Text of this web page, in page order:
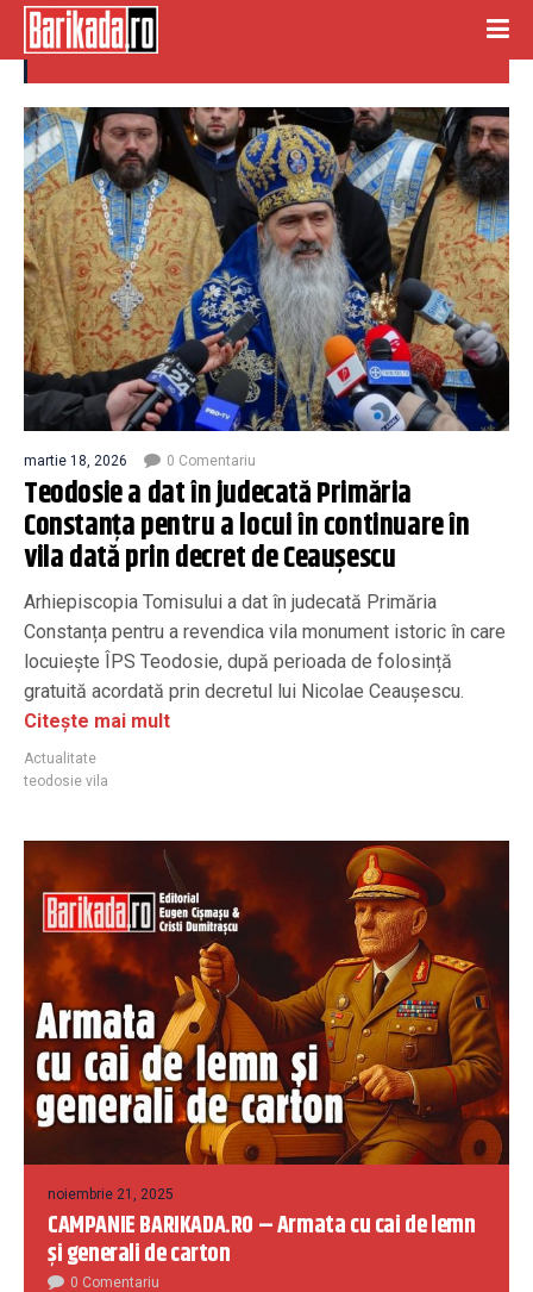
teodosie vila
martie 18, 2026 0 Comentariu
Teodosie a dat în judecată Primăria
Constanța pentru a locui în continuare în
vila dată prin decret de Ceaușescu
Arhiepiscopia Tomisului a dat în judecată Primăria
Constanța pentru a revendica vila monument istoric în care
locuiește ÎPS Teodosie, după perioada de folosință
gratuită acordată prin decretul lui Nicolae Ceaușescu.
Citește mai mult
Actualitate
teodosie vila
noiembrie 21, 2025
CAMPANIE BARIKADA.RO – Armata cu cai de lemn
și generali de carton
0 Comentariu